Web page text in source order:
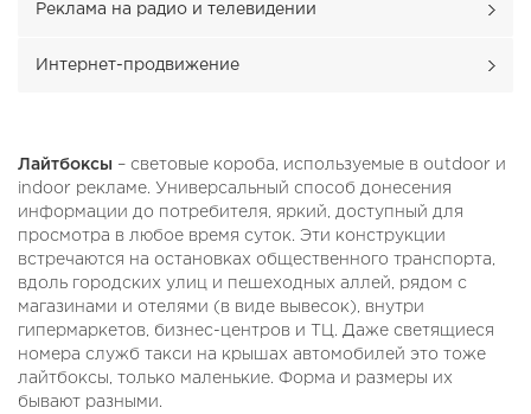
Реклама на радио и телевидении
Интернет-продвижение
Лайтбоксы – световые короба, используемые в outdoor и
indoor рекламе. Универсальный способ донесения
информации до потребителя, яркий, доступный для
просмотра в любое время суток. Эти конструкции
встречаются на остановках общественного транспорта,
вдоль городских улиц и пешеходных аллей, рядом с
магазинами и отелями (в виде вывесок), внутри
гипермаркетов, бизнес-центров и ТЦ. Даже светящиеся
номера служб такси на крышах автомобилей это тоже
лайтбоксы, только маленькие. Форма и размеры их
бывают разными.